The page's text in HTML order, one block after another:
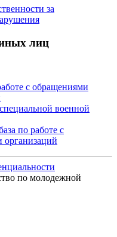
за
лиц
с обращениями
военной
по работе с
по молодежной